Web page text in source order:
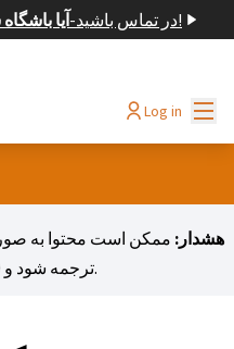
آیا- در تماس باشید!
Elegir el idioma
Log in
هشدار: ممکن است محتوا به
ترجمه شود و 100٪ دقیق نباشد.